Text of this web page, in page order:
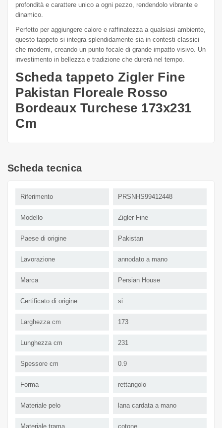
profondità e carattere unico a ogni pezzo, rendendolo vibrante e
dinamico.
Perfetto per aggiungere calore e raffinatezza a qualsiasi ambiente,
questo tappeto si integra splendidamente sia in contesti classici
che moderni, creando un punto focale di grande impatto visivo. Un
investimento in bellezza e tradizione che durerà nel tempo.
Scheda tappeto Zigler Fine
Pakistan Floreale Rosso
Bordeaux Turchese 173x231
Cm
Scheda tecnica
Riferimento PRSNHS99412448
Modello Zigler Fine
Paese di origine Pakistan
Lavorazione annodato a mano
Marca Persian House
Certificato di origine si
Larghezza cm 173
Lunghezza cm 231
Spessore cm 0.9
Forma rettangolo
Materiale pelo lana cardata a mano
Materiale trama cotone